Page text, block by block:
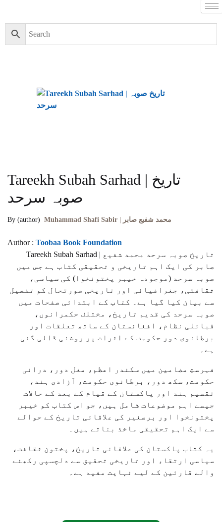
Tareekh Subah Sarhad | تاریخ
صوبہ سرحد
By (author) Muhammad Shafi Sabir | محمد شفیع صابر
Author : Toobaa Book Foundation
Tareekh Subah Sarhad | تاریخ صوبہ سرحد محمد شفیع
صابر کی ایک اہم تاریخی و تحقیقی کتاب ہے جس میں
صوبہ سرحد (موجودہ خیبر پختونخوا) کی سیاسی،
ثقافتی، جغرافیائی اور تاریخی صورتحال کو تفصیل
سے بیان کیا گیا ہے۔ کتاب کے ابتدائی صفحات میں
صوبہ سرحد کی قدیم تاریخ، مختلف حکمرانوں،
قبائلی نظام، افغانستان کے ساتھ تعلقات اور
برطانوی دور حکومت کے اثرات پر روشنی ڈالی گئی
ہے۔
فہرستِ مضامین میں سکندر اعظم، مغل دور، درانی
حکومت، سکھ دور، برطانوی حکومت، آزادی ہند،
تقسیم ہند اور پاکستان کے قیام کے بعد کے حالات
جیسے اہم موضوعات شامل ہیں، جو اس کتاب کو خیبر
پختونخوا اور برصغیر کی علاقائی تاریخ کے حوالے
سے ایک اہم تحقیقی ماخذ بناتے ہیں۔
یہ کتاب پاکستان کی علاقائی تاریخ، پختون ثقافت،
سیاسی ارتقاء اور تاریخی تحقیق سے دلچسپی رکھنے
والے قارئین کے لیے نہایت مفید ہے۔